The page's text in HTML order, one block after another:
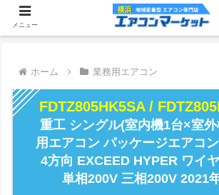
ホーム 業務用エアコン
FDTZ805HK5SA /
重工 シングル(室内機1台×室
用エアコン パッケージエアコ
4方向 EXCEED HYPER ワイ
単相200V 三相200V 2021
メニュー